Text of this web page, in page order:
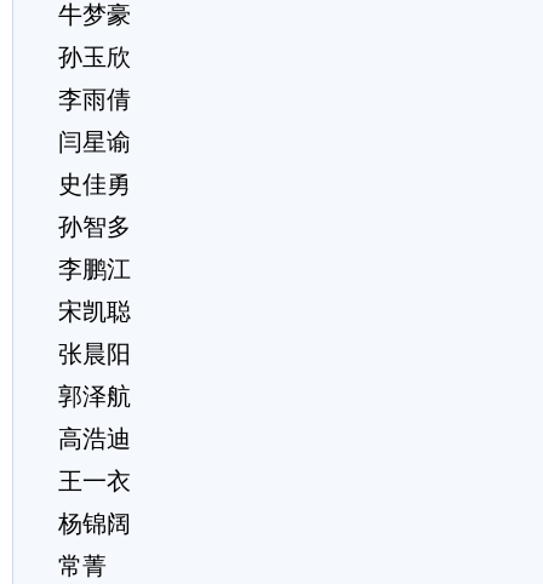
牛梦豪
孙玉欣
李雨倩
闫星谕
史佳勇
孙智多
李鹏江
宋凯聪
张晨阳
郭泽航
高浩迪
王一衣
杨锦阔
常菁